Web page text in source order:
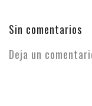
Sin comentarios
Deja un